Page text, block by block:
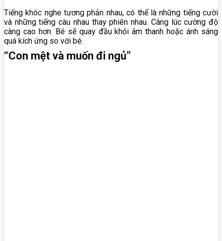
Tiếng khóc nghe tương phản nhau, có thể là những tiếng cười
và những tiếng càu nhau thay phiên nhau. Càng lúc cường độ
càng cao hơn. Bé sẽ quay đầu khỏi âm thanh hoặc ánh sáng
quá kích ứng so với bé.
“Con mệt và muốn đi ngủ”